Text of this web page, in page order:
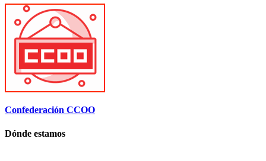
Confederación CCOO
Dónde estamos